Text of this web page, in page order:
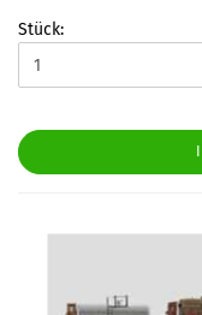
Stück: